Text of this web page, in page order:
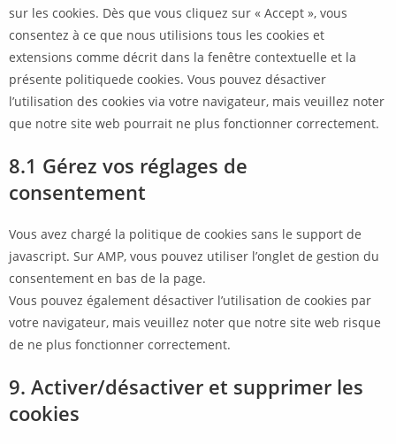
sur les cookies. Dès que vous cliquez sur « Accept », vous
consentez à ce que nous utilisions tous les cookies et
extensions comme décrit dans la fenêtre contextuelle et la
présente politiquede cookies. Vous pouvez désactiver
l’utilisation des cookies via votre navigateur, mais veuillez noter
que notre site web pourrait ne plus fonctionner correctement.
8.1 Gérez vos réglages de
consentement
Vous avez chargé la politique de cookies sans le support de
javascript. Sur AMP, vous pouvez utiliser l’onglet de gestion du
consentement en bas de la page.
Vous pouvez également désactiver l’utilisation de cookies par
votre navigateur, mais veuillez noter que notre site web risque
de ne plus fonctionner correctement.
9. Activer/désactiver et supprimer les
cookies